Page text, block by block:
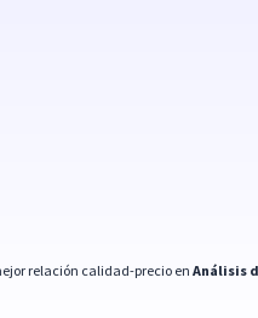
relación calidad-precio enAnálisis